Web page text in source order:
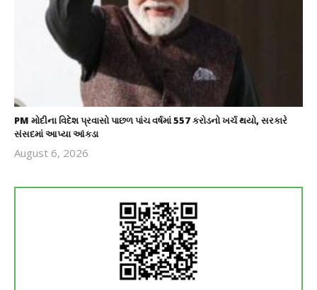
PM મોદીના વિદેશ પ્રવાસો પાછળ પાંચ વર્ષમાં 557 કરોડનો ખર્ચ થયો, સરકારે
સંસદમાં આપ્યા આંકડા
August 6, 2026